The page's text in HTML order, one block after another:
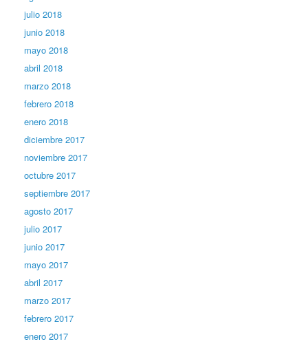
julio 2018
junio 2018
mayo 2018
abril 2018
marzo 2018
febrero 2018
enero 2018
diciembre 2017
noviembre 2017
octubre 2017
septiembre 2017
agosto 2017
julio 2017
junio 2017
mayo 2017
abril 2017
marzo 2017
febrero 2017
enero 2017